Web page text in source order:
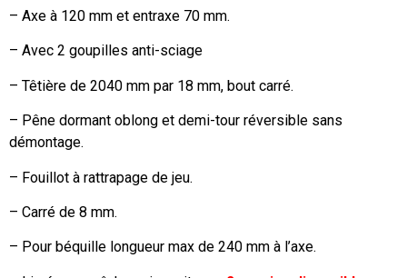
– Axe à 120 mm et entraxe 70 mm.
– Avec 2 goupilles anti-sciage
– Têtière de 2040 mm par 18 mm, bout carré.
– Pêne dormant oblong et demi-tour réversible sans
démontage.
– Fouillot à rattrapage de jeu.
– Carré de 8 mm.
– Pour béquille longueur max de 240 mm à l’axe.